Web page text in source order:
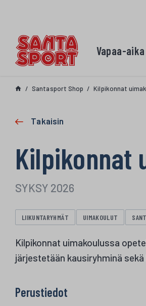
Vapaa-aika
Santasport Shop Kilpikonnat
Takaisin
Kilpikonnat
SYKSY 2026
LIIKUNTARYHMÄT UIMAKOULUT
Kilpikonnat uimakoulussa
järjestetään kausiryhminä
Perustiedot